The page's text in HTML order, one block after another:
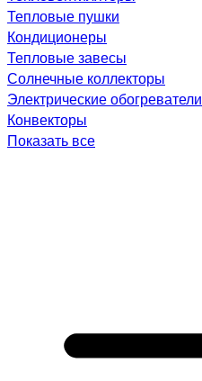
Тепловые пушки
Кондиционеры
Тепловые завесы
Солнечные коллекторы
Электрические обогреватели
Конвекторы
Показать все